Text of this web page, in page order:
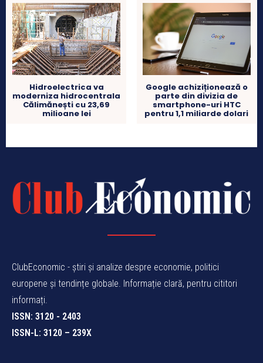
Hidroelectrica va
moderniza hidrocentrala
Călimănești cu 23,69
milioane lei
Google achiziționează o
parte din divizia de
smartphone-uri HTC
pentru 1,1 miliarde dolari
ClubEconomic - știri și analize despre economie, politici
europene și tendințe globale. Informație clară, pentru cititori
informați.
ISSN: 3120 - 2403
ISSN-L: 3120 – 239X